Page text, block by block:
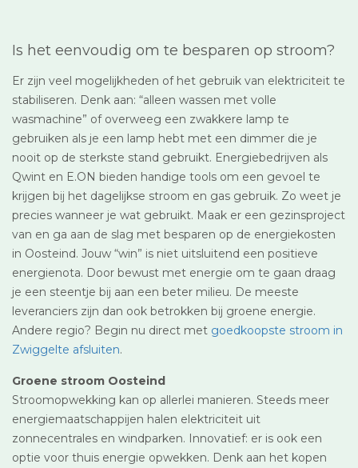
Is het eenvoudig om te besparen op stroom?
Er zijn veel mogelijkheden of het gebruik van elektriciteit te
stabiliseren. Denk aan: “alleen wassen met volle
wasmachine” of overweeg een zwakkere lamp te
gebruiken als je een lamp hebt met een dimmer die je
nooit op de sterkste stand gebruikt. Energiebedrijven als
Qwint en E.ON bieden handige tools om een gevoel te
krijgen bij het dagelijkse stroom en gas gebruik. Zo weet je
precies wanneer je wat gebruikt. Maak er een gezinsproject
van en ga aan de slag met besparen op de energiekosten
in Oosteind. Jouw “win” is niet uitsluitend een positieve
energienota. Door bewust met energie om te gaan draag
je een steentje bij aan een beter milieu. De meeste
leveranciers zijn dan ook betrokken bij groene energie.
Andere regio? Begin nu direct met goedkoopste stroom in
Zwiggelte afsluiten.
Groene stroom Oosteind
Stroomopwekking kan op allerlei manieren. Steeds meer
energiemaatschappijen halen elektriciteit uit
zonnecentrales en windparken. Innovatief: er is ook een
optie voor thuis energie opwekken. Denk aan het kopen